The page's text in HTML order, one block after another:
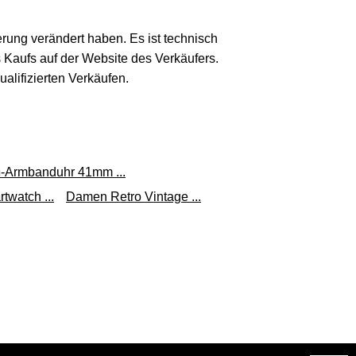
verändert haben. Es ist technisch
auf der Website des Verkäufers.
Verkäufen.
41mm ...
...
Damen Retro Vintage ...